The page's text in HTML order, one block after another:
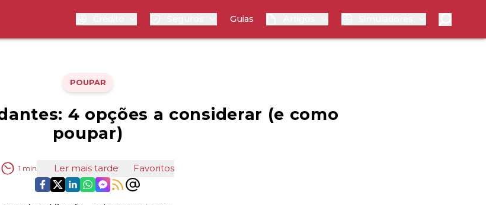
Guias
POUPAR
4 opções a considerar (e como
poupar)
1 min Ler mais tarde Favoritos